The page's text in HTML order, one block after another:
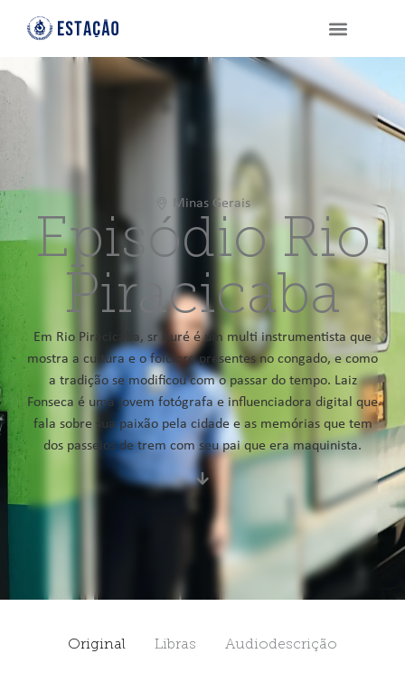
Minas Gerais
Episódio Rio
Piracicaba
Em Rio Piracicaba, sr Buré é um multi instrumentista que
mostra a cultura e o folclore presentes no congado, e como
a tradição se modificou com o passar do tempo. Laiz
Fonseca é uma jovem fotógrafa e influenciadora digital que
fala sobre sua paixão pela cidade e as memórias que tem
dos passeios de trem com seu pai que era maquinista.
Original Libras Audiodescrição